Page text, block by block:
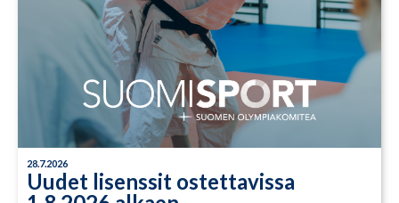
28.7.2026
Uudet lisenssit ostettavissa